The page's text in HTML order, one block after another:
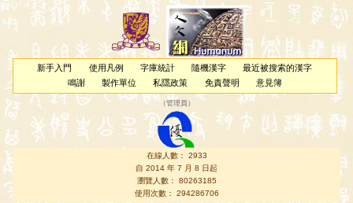
新手入門 使用凡例 字庫統計 隨機漢字
最近被搜索的漢字
鳴謝
製作單位 私隱政策 免責聲明 意見簿
（管理員 ）
在線人數： 2933
自 2014 年 7 月 8 日起
瀏覽人數： 80263185
使用次數： 294286706